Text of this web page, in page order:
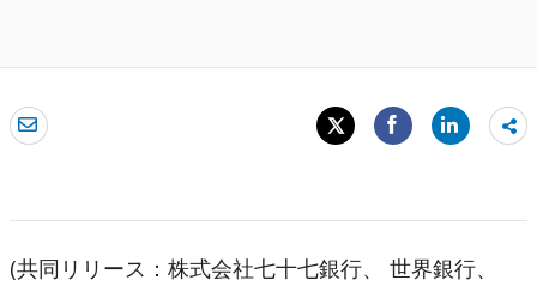
(共同リリース：株式会社七十七銀行、 世界銀行、